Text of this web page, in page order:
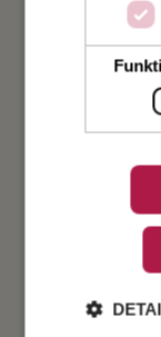
Geburtstag